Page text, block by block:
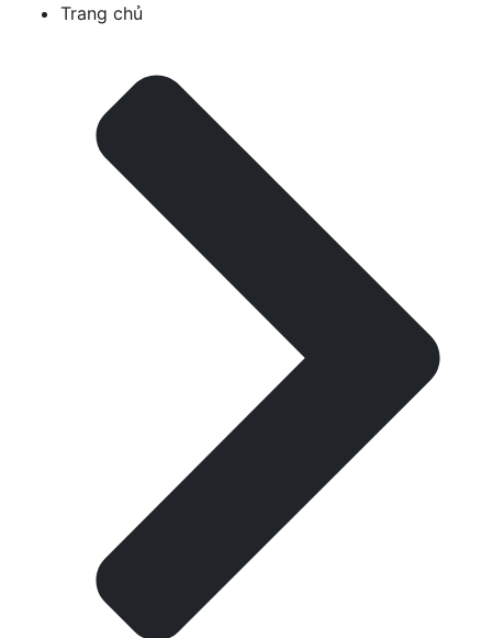
Trang chủ